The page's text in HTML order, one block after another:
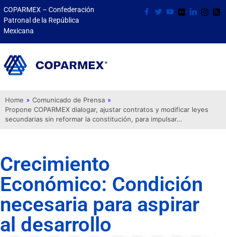
COPARMEX – Confederación
Patronal de la República
Mexicana
Home » Comunicado de Prensa »
Propone COPARMEX dialogar, ajustar contratos y modificar leyes
secundarias sin reformar la constitución, para impulsar…
Crecimiento
Económico: Condición
necesaria para aspirar
al desarrollo